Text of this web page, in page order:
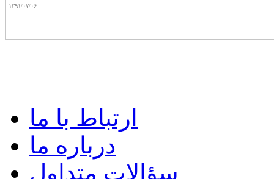
۱۳۹۱/۰۷/۰۶
ارتباط با ما
درباره ما
سؤالات متداول